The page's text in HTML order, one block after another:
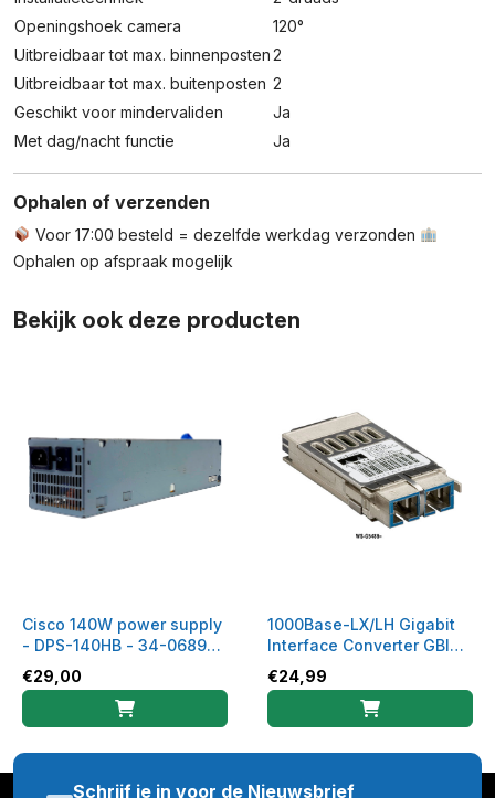
Openingshoek camera
120°
Uitbreidbaar tot max. binnenposten2
Uitbreidbaar tot max. buitenposten 2
Geschikt voor mindervaliden
Ja
Met dag/nacht functie
Ja
Ophalen of verzenden
Voor 17:00 besteld = dezelfde werkdag verzonden
Ophalen op afspraak mogelijk
Bekijk ook deze producten
Cisco 140W power supply
- DPS-140HB - 34-0689-
01
€29,00
1000Base-LX/LH Gigabit
Interface Converter GBIC
Module - WS-G5486
€24,99
Schrijf je in voor de Nieuwsbrief